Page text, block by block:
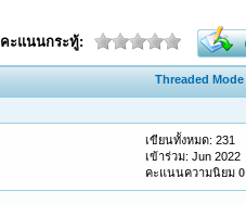
คะแนนกระทู้:
Threaded Mode
เขียนทั้งหมด: 231
เข้าร่วม: Jun 2022
คะแนนความนิยม0